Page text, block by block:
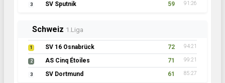
3 SV Sputnik 59 91:26
Schweiz 1.Liga
1 SV 16 Osnabrück 72 94:21
2 AS Cinq Étoiles 71 99:21
3 SV Dortmund 61 85:27